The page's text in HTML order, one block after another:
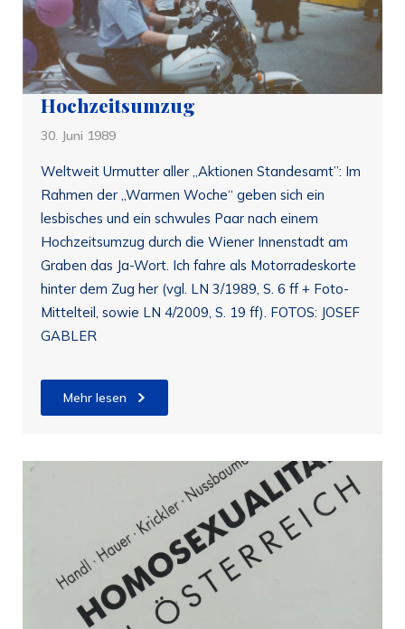
Hochzeitsumzug
30. Juni 1989
Weltweit Urmutter aller „Aktionen Standesamt”: Im
Rahmen der „Warmen Woche“ geben sich ein
lesbisches und ein schwules Paar nach einem
Hochzeitsumzug durch die Wiener Innenstadt am
Graben das Ja-Wort. Ich fahre als Motorradeskorte
hinter dem Zug her (vgl. LN 3/1989, S. 6 ff + Foto-
Mittelteil, sowie LN 4/2009, S. 19 ff). FOTOS: JOSEF
GABLER
Mehr lesen